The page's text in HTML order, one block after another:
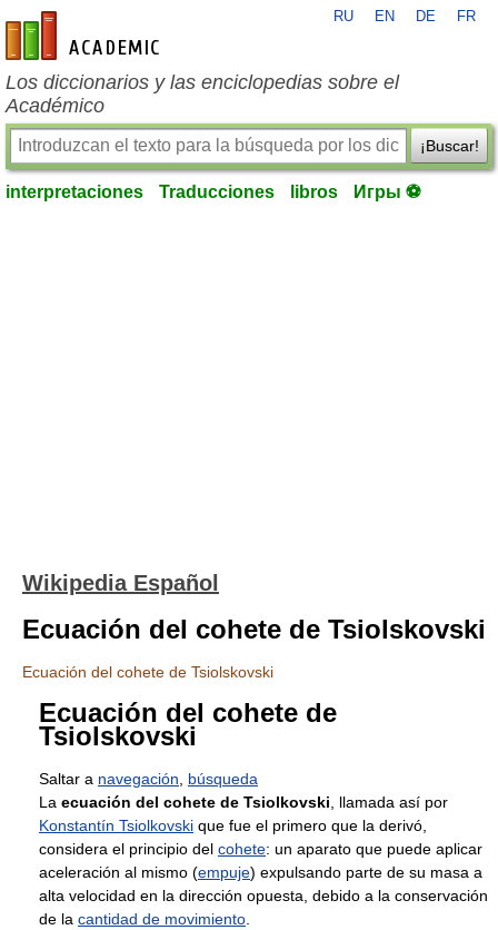
es-academic.com
RU EN DE FR
Los diccionarios y las enciclopedias sobre el
Académico
¡Buscar!
interpretaciones Traducciones libros Игры ⚽
Wikipedia Español
Ecuación del cohete de Tsiolskovski
Ecuación del cohete de Tsiolskovski
Ecuación del cohete de
Tsiolskovski
Saltar a navegación
búsqueda
La ecuación del cohete de Tsiolkovski , llamada así por
Konstantín Tsiolkovski que fue el primero que la derivó,
considera el principio del cohete: un aparato que puede aplicar
aceleración al mismo (empuje) expulsando parte de su masa a
alta velocidad en la dirección opuesta, debido a la conservación
de la cantidad de movimiento